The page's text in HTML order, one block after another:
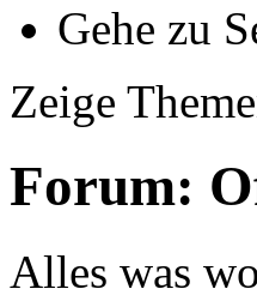
Gehe zu
Zeige
Forum:
Alles was